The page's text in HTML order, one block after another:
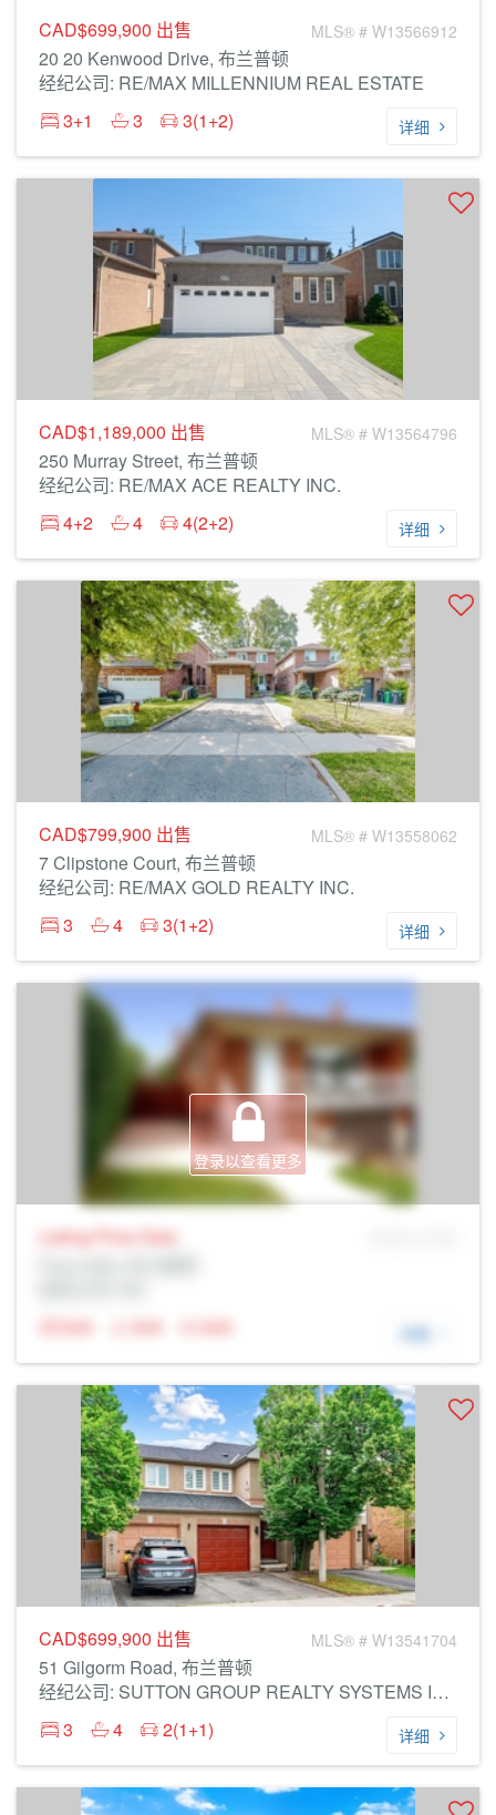
CAD$699,900 出售 MLS® # W13566912
20 20 Kenwood Drive, 布兰普顿
经纪公司: RE/MAX MILLENNIUM REAL ESTATE
3+1
3 3(1+2) 详细
CAD$1,189,000 出售 MLS® # W13564796
250 Murray Street, 布兰普顿
经纪公司: RE/MAX ACE REALTY INC.
4+2
4 4(2+2) 详细
CAD$799,900 出售 MLS® # W13558062
7 Clipstone Court, 布兰普顿
经纪公司: RE/MAX GOLD REALTY INC.
3
4 3(1+2) 详细
登录以查看更多
Listing Price Sale
N/A
N/A N/A 详细
CAD$699,900 出售 MLS® # W13541704
51 Gilgorm Road, 布兰普顿
经纪公司: SUTTON GROUP REALTY SYSTEMS INC.
3
4 2(1+1) 详细